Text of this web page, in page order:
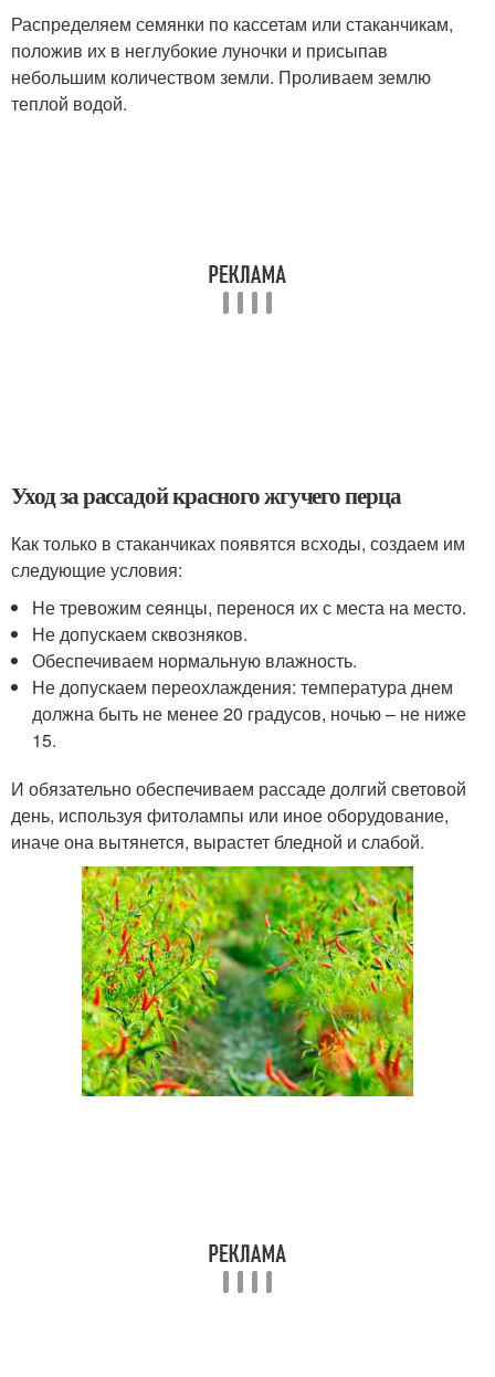
Распределяем семянки по кассетам или стаканчикам,
положив их в неглубокие луночки и присыпав
небольшим количеством земли. Проливаем землю
теплой водой.
Уход за рассадой красного жгучего перца
Как только в стаканчиках появятся всходы, создаем им
следующие условия:
Не тревожим сеянцы, перенося их с места на место.
Не допускаем сквозняков.
Обеспечиваем нормальную влажность.
Не допускаем переохлаждения: температура днем
должна быть не менее 20 градусов, ночью – не ниже
15.
И обязательно обеспечиваем рассаде долгий световой
день, используя фитолампы или иное оборудование,
иначе она вытянется, вырастет бледной и слабой.